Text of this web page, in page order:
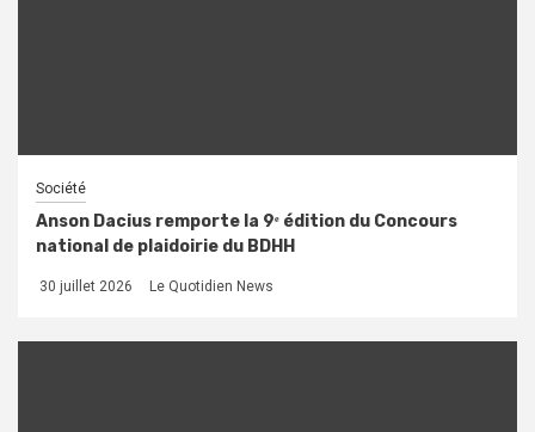
Société
Anson Dacius remporte la 9ᵉ édition du Concours
national de plaidoirie du BDHH
30 juillet 2026 Le Quotidien News